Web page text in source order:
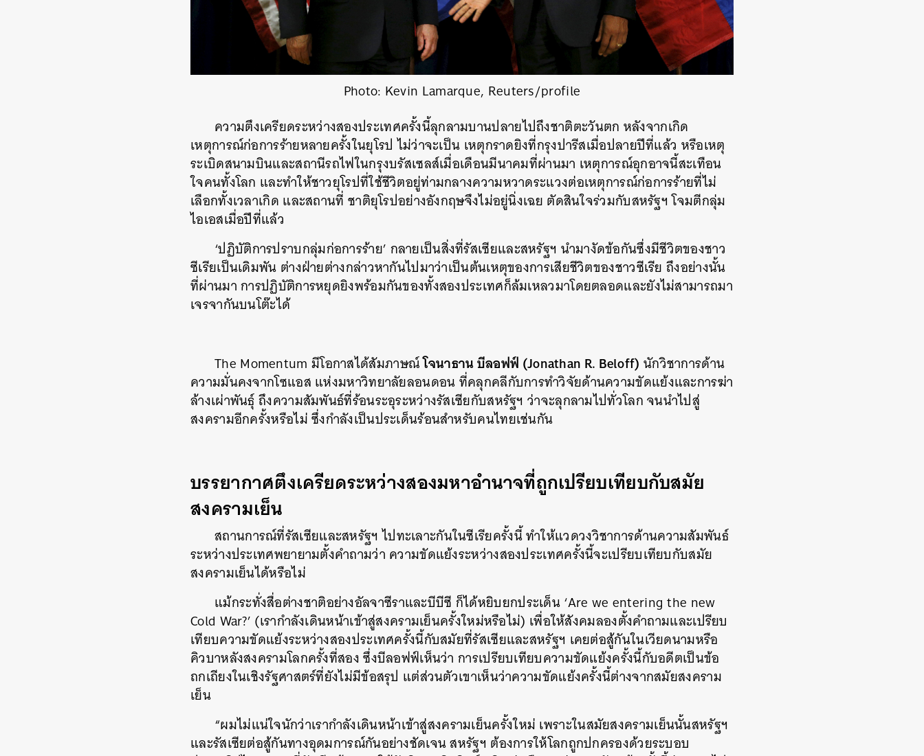
Photo: Kevin Lamarque, Reuters/profile
ความตึงเครียดระหว่างสองประเทศครั้งนี้ลุกลามบานปลายไปถึงชาติตะวันตก หลังจากเกิด
เหตุการณ์ก่อการร้ายหลายครั้งในยุโรป ไม่ว่าจะเป็น เหตุกราดยิงที่กรุงปารีสเมื่อปลายปีที่แล้ว หรือเหตุ
ระเบิดสนามบินและสถานีรถไฟในกรุงบรัสเซลส์เมื่อเดือนมีนาคมที่ผ่านมา เหตุการณ์อุกอาจนี้สะเทือน
ใจคนทั้งโลก และทำให้ชาวยุโรปที่ใช้ชีวิตอยู่ท่ามกลางความหวาดระแวงต่อเหตุการณ์ก่อการร้ายที่ไม่
เลือกทั้งเวลาเกิด และสถานที่ ชาติยุโรปอย่างอังกฤษจึงไม่อยู่นิ่งเฉย ตัดสินใจร่วมกับสหรัฐฯ โจมตีกลุ่ม
ไอเอสเมื่อปีที่แล้ว
‘ปฏิบัติการปราบกลุ่มก่อการร้าย’ กลายเป็นสิ่งที่รัสเซียและสหรัฐฯ นำมางัดข้อกันซึ่งมีชีวิตของชาว
ซีเรียเป็นเดิมพัน ต่างฝ่ายต่างกล่าวหากันไปมาว่าเป็นต้นเหตุของการเสียชีวิตของชาวซีเรีย ถึงอย่างนั้น
ที่ผ่านมา การปฏิบัติการหยุดยิงพร้อมกันของทั้งสองประเทศก็ล้มเหลวมาโดยตลอดและยังไม่สามารถมา
เจรจากันบนโต๊ะได้
The Momentum มีโอกาสได้สัมภาษณ์โจนาธาน บีลอฟฟ์ (Jonathan R. Beloff) นักวิชาการด้าน
ความมั่นคงจากโซแอส แห่งมหาวิทยาลัยลอนดอน ที่คลุกคลีกับการทำวิจัยด้านความขัดแย้งและการฆ่า
ล้างเผ่าพันธุ์ ถึงความสัมพันธ์ที่ร้อนระอุระหว่างรัสเซียกับสหรัฐฯ ว่าจะลุกลามไปทั่วโลก จนนำไปสู่
สงครามอีกครั้งหรือไม่ ซึ่งกำลังเป็นประเด็นร้อนสำหรับคนไทยเช่นกัน
บรรยากาศตึงเครียดระหว่างสองมหาอำนาจที่ถูกเปรียบเทียบกับสมัย
สงครามเย็น
สถานการณ์ที่รัสเซียและสหรัฐฯ ไปทะเลาะกันในซีเรียครั้งนี้ ทำให้แวดวงวิชาการด้านความสัมพันธ์
ระหว่างประเทศพยายามตั้งคำถามว่า ความขัดแย้งระหว่างสองประเทศครั้งนี้จะเปรียบเทียบกับสมัย
สงครามเย็นได้หรือไม่
แม้กระทั่งสื่อต่างชาติอย่างอัลจาซีราและบีบีซี ก็ได้หยิบยกประเด็น ‘Are we entering the new
Cold War?’ (เรากำลังเดินหน้าเข้าสู่สงครามเย็นครั้งใหม่หรือไม่) เพื่อให้สังคมลองตั้งคำถามและเปรียบ
เทียบความขัดแย้งระหว่างสองประเทศครั้งนี้กับสมัยที่รัสเซียและสหรัฐฯ เคยต่อสู้กันในเวียดนามหรือ
คิวบาหลังสงครามโลกครั้งที่สอง ซึ่งบีลอฟฟ์เห็นว่า การเปรียบเทียบความขัดแย้งครั้งนี้กับอดีตเป็นข้อ
ถกเถียงในเชิงรัฐศาสตร์ที่ยังไม่มีข้อสรุป แต่ส่วนตัวเขาเห็นว่าความขัดแย้งครั้งนี้ต่างจากสมัยสงคราม
เย็น
“ผมไม่แน่ใจนักว่าเรากำลังเดินหน้าเข้าสู่สงครามเย็นครั้งใหม่ เพราะในสมัยสงครามเย็นนั้นสหรัฐฯ
และรัสเซียต่อสู้กันทางอุดมการณ์กันอย่างชัดเจน สหรัฐฯ ต้องการให้โลกถูกปกครองด้วยระบอบ
SHARE TWEET LINE EMAIL